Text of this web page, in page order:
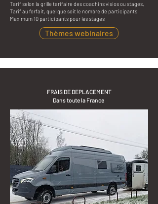
​Tarif selon la grille tarifaire des coachins visios ou stages.
Tarif au forfait, quel que soit le nombre de participants
Maximum 10 participants pour les stages​
Thèmes webinaires
FRAIS DE DEPLACEMENT
Dans toute la France